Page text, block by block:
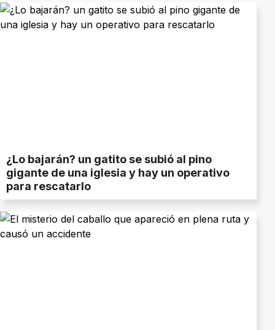
¿Lo bajarán? un gatito se subió al pino
gigante de una iglesia y hay un operativo
para rescatarlo